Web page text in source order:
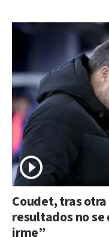
Coudet, tras
resultados no se
irme”